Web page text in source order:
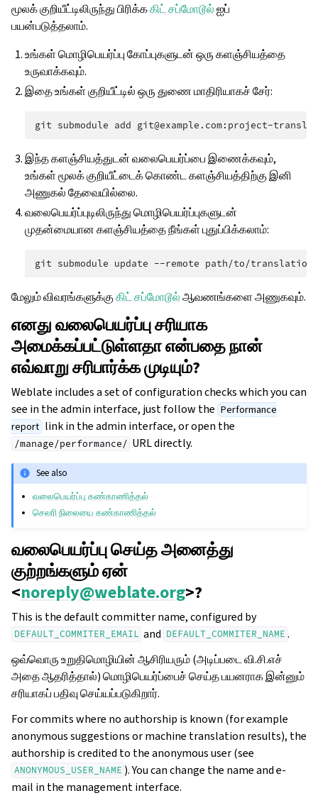
மூலக் குறியீட்டிலிருந்து பிரிக்ககிட் சப்மோடூல்ஐப்
பயன்படுத்தலாம்.
உங்கள் மொழிபெயர்ப்பு கோப்புகளுடன் ஒரு களஞ்சியத்தை
உருவாக்கவும்.
இதை உங்கள் குறியீட்டில் ஒரு துணை மாதிரியாகச் சேர்:
git submodule add git@example.com:project-
இந்த களஞ்சியத்துடன் வலைபெயர்ப்பை இணைக்கவும்,
உங்கள் மூலக் குறியீட்டைக் கொண்ட களஞ்சியத்திற்கு இனி
அணுகல் தேவையில்லை.
வலைபெயர்ப்புடிலிருந்து மொழிபெயர்ப்புகளுடன்
முதன்மையான களஞ்சியத்தை நீங்கள் புதுப்பிக்கலாம்:
git submodule update --remote
மேலும் விவரங்களுக்குகிட் சப்மோடூல்ஆவணங்களை அணுகவும்.
எனது வலைபெயர்ப்பு சரியாக
அமைக்கப்பட்டுள்ளதா என்பதை நான்
எவ்வாறு சரிபார்க்க முடியும்?
Weblate includes a set of configuration checks which you can
see in the admin interface, just follow the Performance
report link in the admin interface, or open the
/manage/performance/ URL directly.
See also
வலைபெயர்ப்பு கண்காணித்தல்
செலரி நிலையை கண்காணித்தல்
வலைபெயர்ப்பு செய்த அனைத்து
குற்றங்களும் ஏன்
<noreply@weblate.org>?
This is the default committer name, configured by
DEFAULT_COMMITER_EMAIL and DEFAULT_COMMITER_NAME .
ஒவ்வொரு உறுதிமொழியின் ஆசிரியரும் (அடிப்படை வி.சி.எச்
அதை ஆதரித்தால்) மொழிபெயர்ப்பைச் செய்த பயனராக இன்னும்
சரியாகப் பதிவு செய்யப்படுகிறார்.
For commits where no authorship is known (for example
anonymous suggestions or machine translation results), the
authorship is credited to the anonymous user (see
ANONYMOUS_USER_NAME ). You can change the name and e-
mail in the management interface.